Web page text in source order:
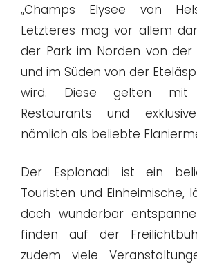
„Champs Elysee von
Letzteres mag vor allem
der Park im Norden von der
und im Süden von der
wird. Diese gelten mit
Restaurants und
nämlich als beliebte
Der Esplanadi ist ein
Touristen und Einheimische,
doch wunderbar
finden auf der
zudem viele